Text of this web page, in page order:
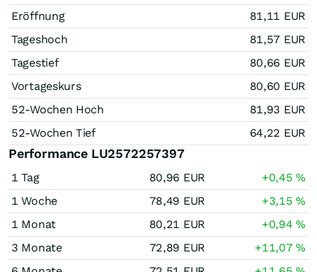
Eröffnung
81,11 EUR
Tageshoch
81,57 EUR
Tagestief
80,66 EUR
Vortageskurs
80,60 EUR
52-Wochen Hoch
81,93 EUR
52-Wochen Tief
64,22 EUR
Performance LU2572257397
1 Tag 80,96 EUR +0,45%
1 Woche
78,49 EUR +3,15%
1 Monat
80,21 EUR +0,94%
3 Monate
72,89 EUR +11,07%